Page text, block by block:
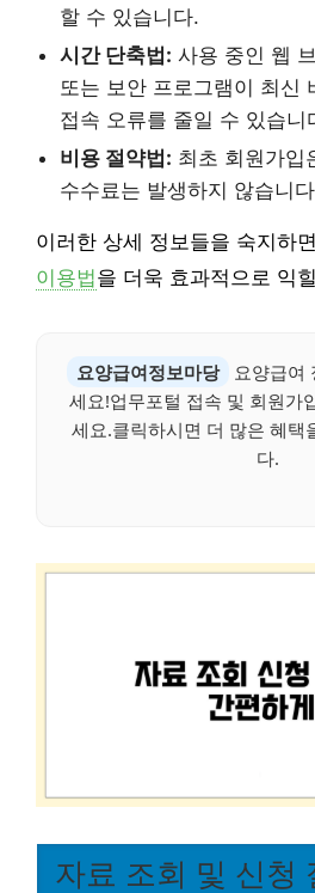
할 수 있습니다.
시간 단축법: 사용 중인 웹
또는 보안 프로그램이 최신
접속 오류를 줄일 수 있습니
비용 절약법: 최초 회원가입
수수료는 발생하지 않습니
이러한 상세 정보들을 숙지하면
이용법을 더욱 효과적으로 익
요양급여정보마당
요양급여
세요!업무포털 접속 및 회원가
세요.클릭하시면 더 많은 혜택
다.
자료 조회 및 신청